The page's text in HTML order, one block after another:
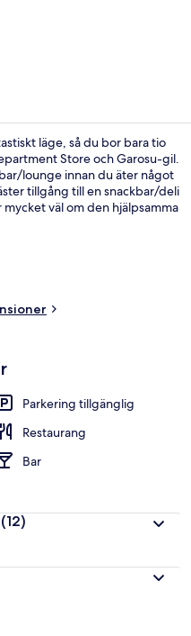
läge, så du bor bara tio
Store och Garosu-gil.
lounge innan du äter något
tillgång till en snackbar/deli
väl om den hjälpsamma
är det 12 minuter.
Parkering tillgänglig
Restaurang
Bar
(12)